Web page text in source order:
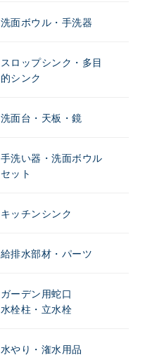
洗面ボウル・手洗器
スロップシンク・多目
的シンク
洗面台・天板・鏡
手洗い器・洗面ボウル
セット
キッチンシンク
給排水部材・パーツ
ガーデン用蛇口
水栓柱・立水栓
水やり・潅水用品